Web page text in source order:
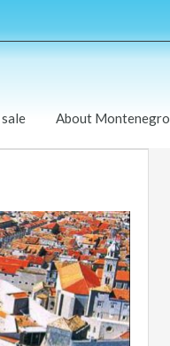
About Montenegro